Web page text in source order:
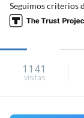
Seguimos criterios
1141
visitas